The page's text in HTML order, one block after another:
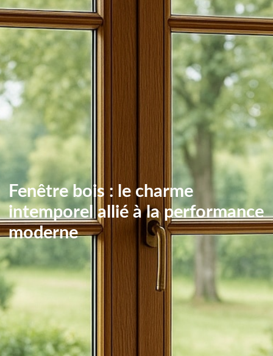
Fenêtre bois : le charme
intemporel allié à la performance
moderne